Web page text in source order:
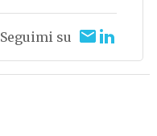
Seguimi su